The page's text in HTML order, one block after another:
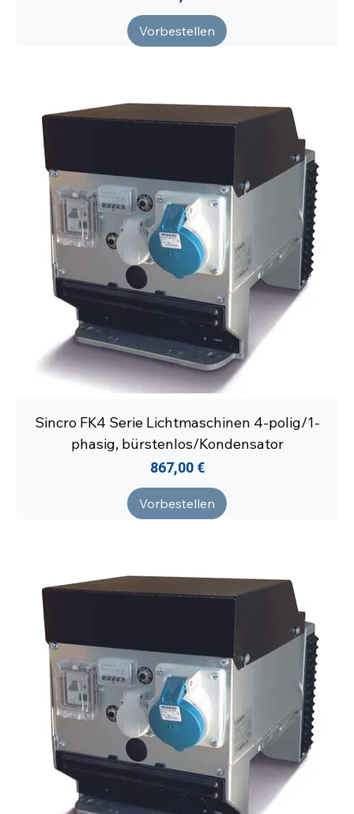
Vorbestellen
Sincro FK4 Serie Lichtmaschinen 4-polig/1-
phasig, bürstenlos/Kondensator
Preis
867,00 €
Vorbestellen